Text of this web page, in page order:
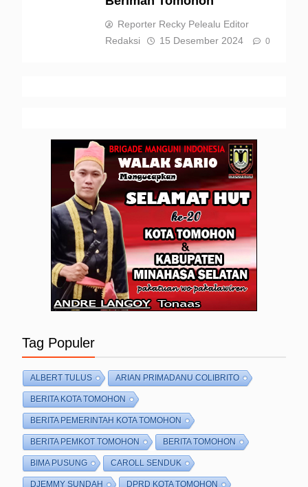
Reporter Recky Pelealu Editor
Redaksi
15 Desember 2024 0
Tag Populer
ALBERT TULUS ARIAN PRIMADANU COLIBRITO
BERITA KOTA TOMOHON
BERITA PEMERINTAH KOTA TOMOHON
BERITA PEMKOT TOMOHON BERITA TOMOHON
BIMA PUSUNG CAROLL SENDUK
DJEMMY SUNDAH DPRD KOTA TOMOHON